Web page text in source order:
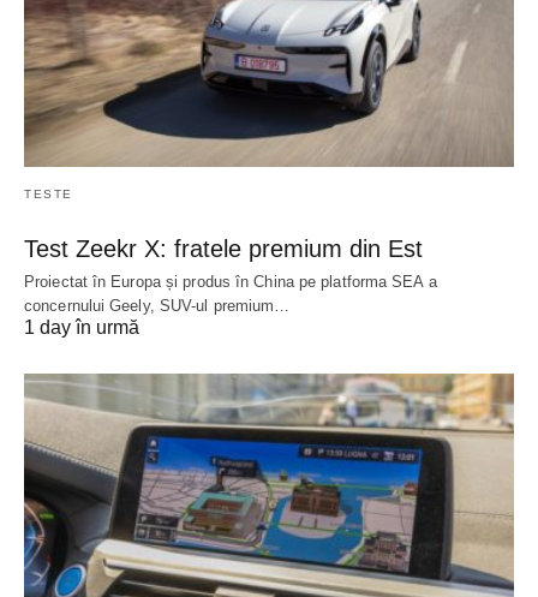
TESTE
Test Zeekr X: fratele premium din Est
Proiectat în Europa și produs în China pe platforma SEA a
concernului Geely, SUV-ul premium…
1 day în urmă